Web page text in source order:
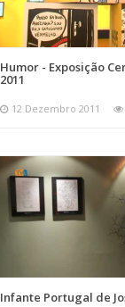
Humor - Exposição
2011
12 Dezembro 2011
Infante Portugal de